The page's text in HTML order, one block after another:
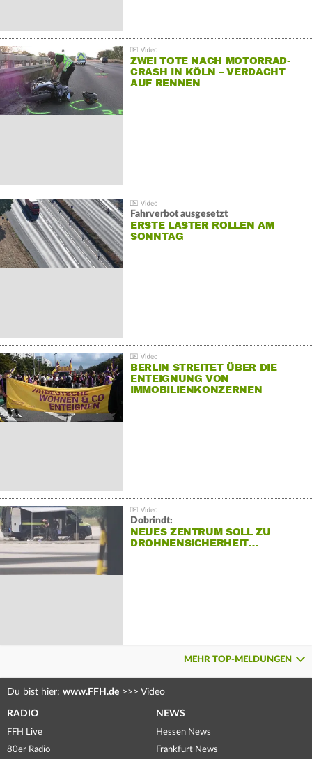
ZWEI TOTE NACH MOTORRAD-
CRASH IN KÖLN – VERDACHT
AUF RENNEN
Fahrverbot ausgesetzt
ERSTE LASTER ROLLEN AM
SONNTAG
BERLIN STREITET ÜBER DIE
ENTEIGNUNG VON
IMMOBILIENKONZERNEN
Dobrindt:
NEUES ZENTRUM SOLL ZU
DROHNENSICHERHEIT…
MEHR TOP-MELDUNGEN
Du bist hier: www.FFH.de >>> Video
RADIO
FFH Live
80er Radio
NEWS
Hessen News
Frankfurt News